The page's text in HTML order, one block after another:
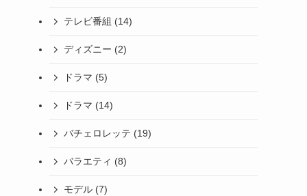
テレビ番組 (14)
ディズニー (2)
ドラマ (5)
ドラマ (14)
バチェロレッテ (19)
バラエティ (8)
モデル (7)